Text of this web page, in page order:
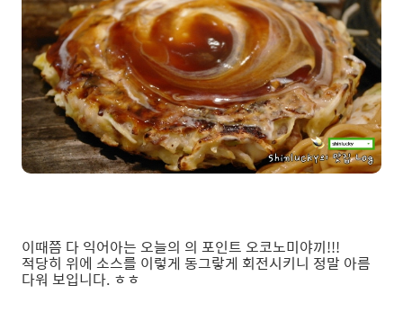
이때쯤 다 익어아는 오늘의 의 포인트 오코노미야끼!!!
적당히 위에 소스를 이렇게 동그랗게 회전시키니 정말 아름
다워 보입니다. ㅎㅎ